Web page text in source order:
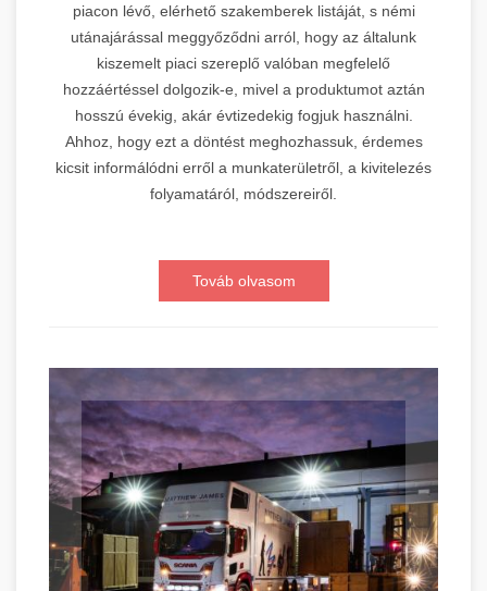
piacon lévő, elérhető szakemberek listáját, s némi
utánajárással meggyőződni arról, hogy az általunk
kiszemelt piaci szereplő valóban megfelelő
hozzáértéssel dolgozik-e, mivel a produktumot aztán
hosszú évekig, akár évtizedekig fogjuk használni.
Ahhoz, hogy ezt a döntést meghozhassuk, érdemes
kicsit informálódni erről a munkaterületről, a kivitelezés
folyamatáról, módszereiről.
Továb olvasom